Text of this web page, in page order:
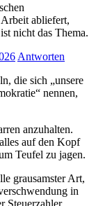
abliefert,
nicht das Thema.
Antworten
die sich „unsere
nennen,
anzuhalten.
auf den Kopf
Teufel zu jagen.
grausamster Art,
in
Steuerzahler